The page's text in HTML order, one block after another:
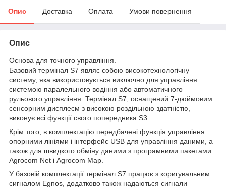
Опис Доставка Оплата Умови повернення
Опис
Основа для точного управління.
Базовий термінал S7 являє собою високотехнологічну
систему, яка використовується виключно для управління
системою паралельного водіння або автоматичного
рульового управління. Термінал S7, оснащений 7-дюймовим
сенсорним дисплеєм з високою роздільною здатністю,
виконує всі функції свого попередника S3.
Крім того, в комплектацію передбачені функція управління
опорними лініями і інтерфейс USB для управління даними, а
також для швидкого обміну даними з програмними пакетами
Agrocom Net і Agrocom Map.
У базовій комплектації термінал S7 працює з коригувальним
сигналом Egnos, додатково також надаються сигнали